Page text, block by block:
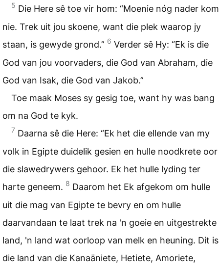
5 Die Here sê toe vir hom: “Moenie nóg nader kom
nie. Trek uit jou skoene, want die plek waarop jy
staan, is gewyde grond.” 6 Verder sê Hy: “Ek is die
God van jou voorvaders, die God van Abraham, die
God van Isak, die God van Jakob.”
Toe maak Moses sy gesig toe, want hy was bang
om na God te kyk.
7 Daarna sê die Here: “Ek het die ellende van my
volk in Egipte duidelik gesien en hulle noodkrete oor
die slawedrywers gehoor. Ek het hulle lyding ter
harte geneem. 8 Daarom het Ek afgekom om hulle
uit die mag van Egipte te bevry en om hulle
daarvandaan te laat trek na 'n goeie en uitgestrekte
land, 'n land wat oorloop van melk en heuning. Dit is
die land van die Kanaäniete, Hetiete, Amoriete,